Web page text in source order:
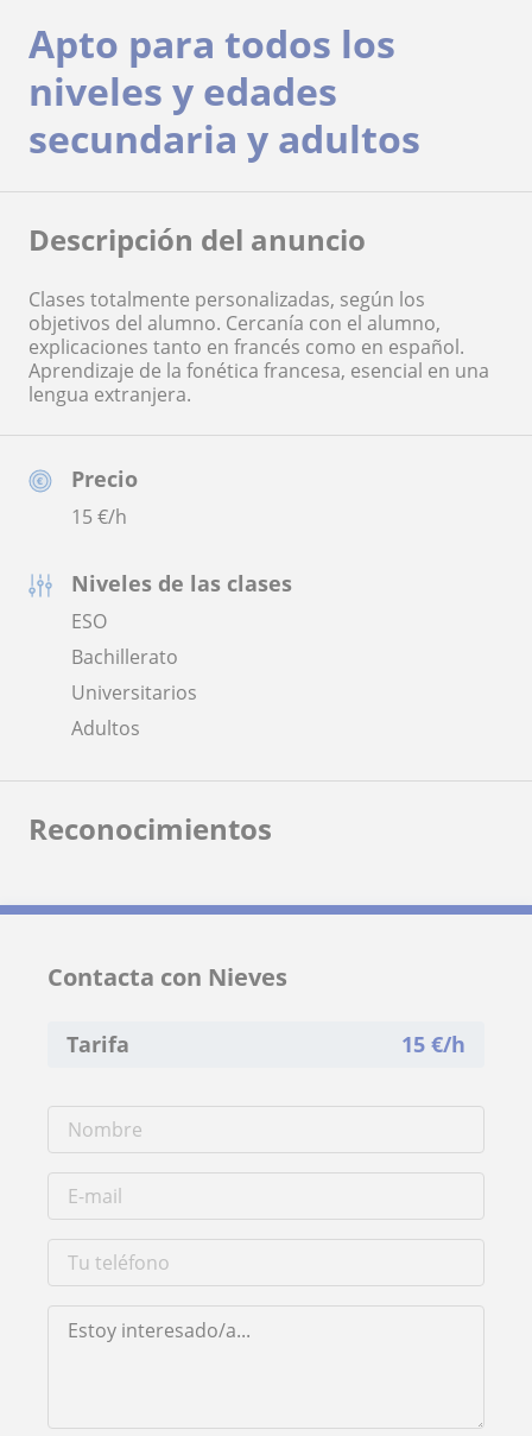
Precio
15€/h
Niveles de las clases
ESO
Bachillerato
Universitarios
Adultos
Apto para todos los
niveles y edades
secundaria y adultos
Descripción del anuncio
Clases totalmente personalizadas, según los
objetivos del alumno. Cercanía con el alumno,
explicaciones tanto en francés como en español.
Aprendizaje de la fonética francesa, esencial en una
lengua extranjera.
Reconocimientos
Contacta con Nieves
Tarifa 15 €/h